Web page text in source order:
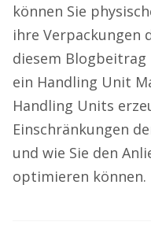
können Sie
ihre Verpackungen
diesem
ein Handling Unit
Handling Units
Einschränkungen
und wie Sie den
optimieren können.